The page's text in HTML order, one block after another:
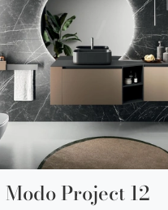
Modo Project 12